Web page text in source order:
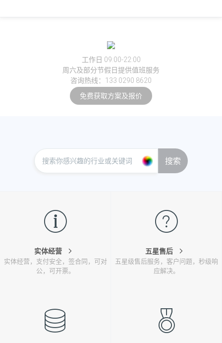
工作日 09:00-22:00
周六及部分节假日提供值班服务
咨询热线：133 0290 8620
免费获取方案及报价
搜索
实体经营
实体经营，支付安全，签合同，可对
公，可开票。
五星售后
五星级售后服务，客户问题，秒级响
应解决。